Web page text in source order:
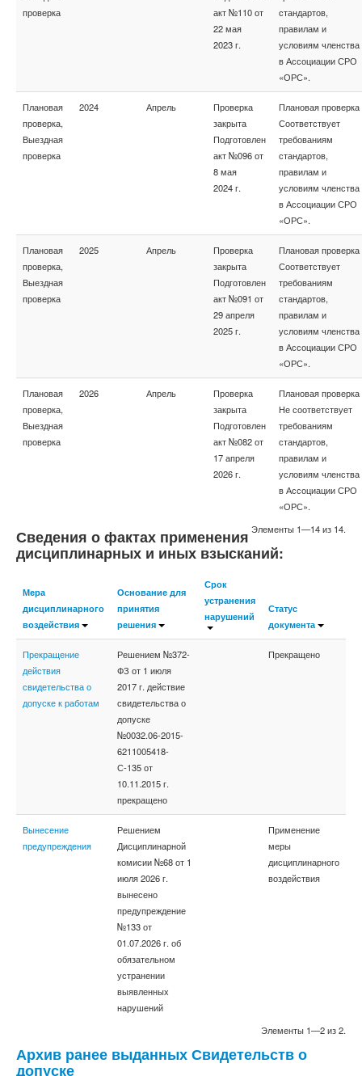
проверка
акт №110 от
22 мая
2023 г.
стандартов,
правилам и
условиям членства
в Ассоциации СРО
«ОРС».
Плановая
проверка,
Выездная
проверка
2024 Апрель
Проверка
закрыта
Подготовлен
акт №096 от
8 мая
2024 г.
Плановая проверка
Соответствует
требованиям
стандартов,
правилам и
условиям членства
в Ассоциации СРО
«ОРС».
Плановая
проверка,
Выездная
проверка
2025 Апрель
Проверка
закрыта
Подготовлен
акт №091 от
29 апреля
2025 г.
Плановая проверка
Соответствует
требованиям
стандартов,
правилам и
условиям членства
в Ассоциации СРО
«ОРС».
Плановая
проверка,
Выездная
проверка
2026 Апрель
Проверка
закрыта
Подготовлен
акт №082 от
17 апреля
2026 г.
Плановая проверка
Не соответствует
требованиям
стандартов,
правилам и
условиям членства
в Ассоциации СРО
«ОРС».
Элементы 1—14 из 14.
Сведения о фактах применения
дисциплинарных и иных взысканий:
Мера
дисциплинарного
воздействия
Основание для
принятия
решения
Срок
устранения
нарушений
Статус
документа
Прекращение
действия
свидетельства о
допуске к работам
Решением №372-
ФЗ от 1 июля
2017 г. действие
свидетельства о
допуске
№0032.06-2015-
6211005418-
С-135 от
10.11.2015 г.
прекращено
Прекращено
Вынесение
предупреждения
Решением
Дисциплинарной
комисии №68 от 1
июля 2026 г.
вынесено
предупреждение
№133 от
01.07.2026 г. об
обязательном
устранении
выявленных
нарушений
Применение
меры
дисциплинарного
воздействия
Элементы 1—2 из 2.
Архив ранее выданных Свидетельств о
допуске